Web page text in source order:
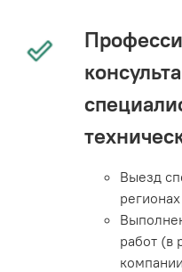
Выезд
работ (в